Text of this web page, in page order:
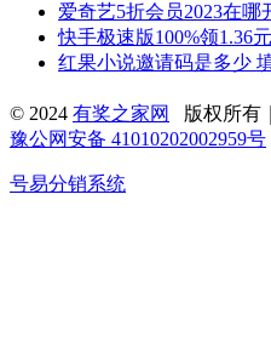
爱奇艺5折会员2023在
快手极速版100%领1.36
红果小说邀请码是多少
© 2024 有奖之家网 版权所有
豫公网安备 41010202002959号
号易分销系统